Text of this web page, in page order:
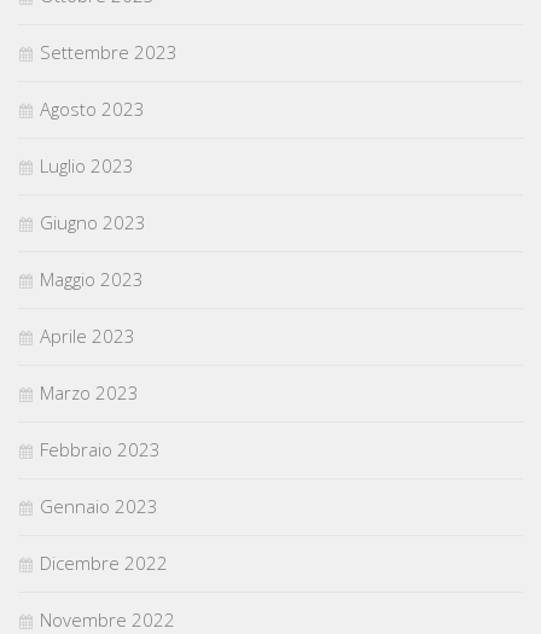
Settembre 2023
Agosto 2023
Luglio 2023
Giugno 2023
Maggio 2023
Aprile 2023
Marzo 2023
Febbraio 2023
Gennaio 2023
Dicembre 2022
Novembre 2022